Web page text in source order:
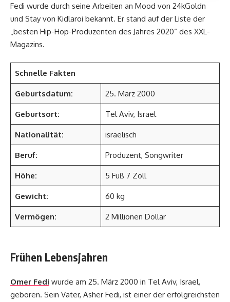
Fedi wurde durch seine Arbeiten an Mood von 24kGoldn
und Stay von Kidlaroi bekannt. Er stand auf der Liste der
„besten Hip-Hop-Produzenten des Jahres 2020“ des XXL-
Magazins.
Schnelle Fakten
Geburtsdatum: 25. März 2000
Geburtsort: Tel Aviv, Israel
Nationalität: israelisch
Beruf: Produzent, Songwriter
Höhe: 5 Fuß 7 Zoll
Gewicht: 60 kg
Vermögen: 2 Millionen Dollar
Frühen Lebensjahren
Omer Fedi wurde am 25. März 2000 in Tel Aviv, Israel,
geboren. Sein Vater, Asher Fedi, ist einer der erfolgreichsten